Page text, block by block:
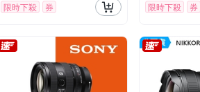
限時下殺 券 限時下殺 券